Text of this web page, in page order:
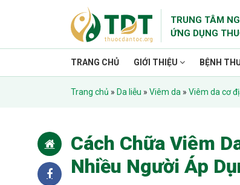
TRUNG TÂM
ỨNG DỤNG
TRANG CHỦ GIỚI THIỆU BỆNH
Trang chủ » Da liễu » Viêm da » Viêm da cơ
Cách Chữa Viêm
Nhiều Người Áp